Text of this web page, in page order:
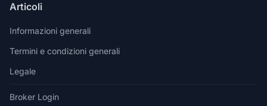
Articoli
Informazioni generali
Termini e condizioni generali
Legale
Broker Login